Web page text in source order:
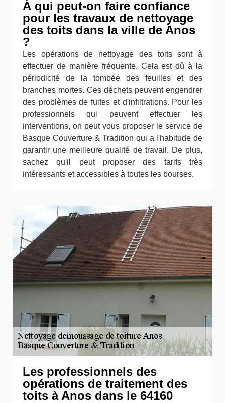
À qui peut-on faire confiance
pour les travaux de nettoyage
des toits dans la ville de Anos
?
Les opérations de nettoyage des toits sont à
effectuer de manière fréquente. Cela est dû à la
périodicité de la tombée des feuilles et des
branches mortes. Ces déchets peuvent engendrer
des problèmes de fuites et d'infiltrations. Pour les
professionnels qui peuvent effectuer les
interventions, on peut vous proposer le service de
Basque Couverture & Tradition qui a l'habitude de
garantir une meilleure qualité de travail. De plus,
sachez qu'il peut proposer des tarifs très
intéressants et accessibles à toutes les bourses.
Les professionnels des
opérations de traitement des
toits à Anos dans le 64160